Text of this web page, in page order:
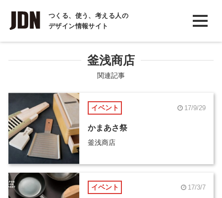
つくる、使う、考える人の
デザイン情報サイト
INTERVIEW
インタビュー
COLUMN
コラム
釜浅商店
関連記事
イベント 17/9/29
かまあさ祭
釜浅商店
イベント 17/3/7